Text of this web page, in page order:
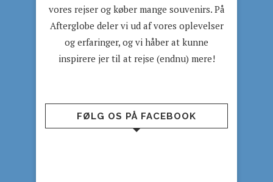
vores rejser og køber mange souvenirs. På
Afterglobe deler vi ud af vores oplevelser
og erfaringer, og vi håber at kunne
inspirere jer til at rejse (endnu) mere!
FØLG OS PÅ FACEBOOK